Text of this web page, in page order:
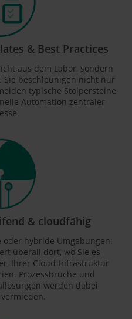
& Best Practices
aus dem Labor, sondern
beschleunigen nicht nur
typische Stolpersteine
Automation zentraler
& cloudfähig
oder hybride Umgebungen:
überall dort, wo Sie es
Ihrer Cloud-Infrastruktur
Prozessbrüche und
werden dabei